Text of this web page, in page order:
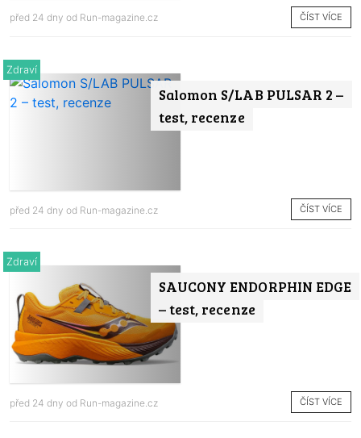
před 24 dny od Run-magazine.cz ČÍST VÍCE
Salomon S/LAB PULSAR 2 –
test, recenze
Zdraví
před 24 dny od Run-magazine.cz ČÍST VÍCE
SAUCONY ENDORPHIN EDGE
– test, recenze
Zdraví
před 24 dny od Run-magazine.cz ČÍST VÍCE